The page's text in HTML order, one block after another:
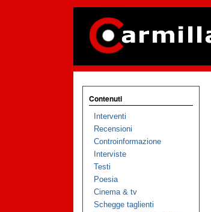
Contenuti
Interventi
Recensioni
Controinformazione
Interviste
Testi
Poesia
Cinema & tv
Schegge taglienti